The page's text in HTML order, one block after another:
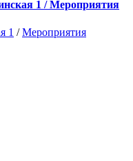
1 / Мероприятия
1 /Мероприятия